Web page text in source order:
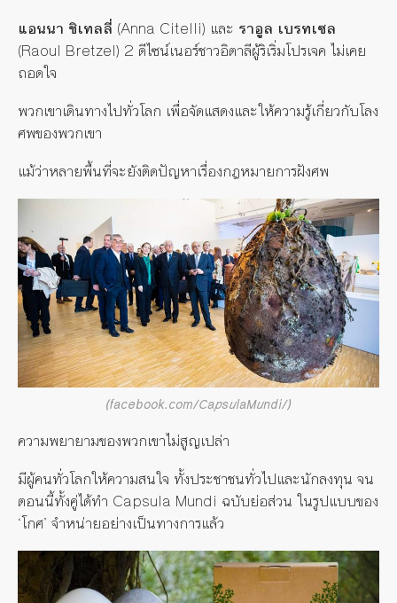
แอนนา ชิเทลลี่ (Anna Citelli) และ ราอูล เบรทเซล
(Raoul Bretzel) 2 ดีไซน์เนอร์ชาวอิตาลีผู้ริเริ่มโปรเจค ไม่เคย
ถอดใจ
พวกเขาเดินทางไปทั่วโลก เพื่อจัดแสดงและให้ความรู้เกี่ยวกับโลง
ศพของพวกเขา
แม้ว่าหลายพื้นที่จะยังติดปัญหาเรื่องกฎหมายการฝังศพ
(facebook.com/CapsulaMundi/)
ความพยายามของพวกเขาไม่สูญเปล่า
มีผู้คนทั่วโลกให้ความสนใจ ทั้งประชาชนทั่วไปและนักลงทุน จน
ตอนนี้ทั้งคู่ได้ทำ Capsula Mundi ฉบับย่อส่วน ในรูปแบบของ
‘โกศ’ จำหน่ายอย่างเป็นทางการแล้ว